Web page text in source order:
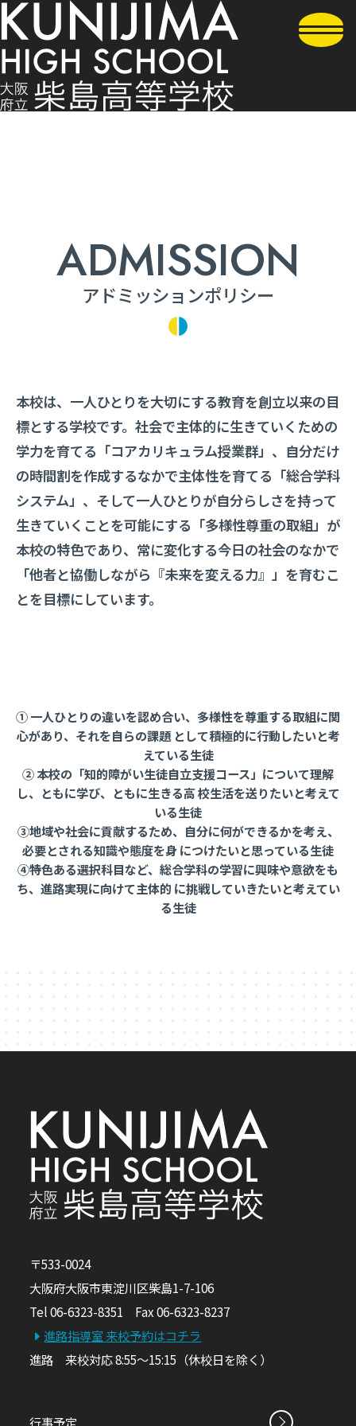
アドミッションポリシー
本校は、一人ひとりを大切にする教育を創立以来の目
標とする学校です。社会で主体的に生きていくための
学力を育てる「コアカリキュラム授業群」、自分だけ
の時間割を作成するなかで主体性を育てる「総合学科
システム」、そして一人ひとりが自分らしさを持って
生きていくことを可能にする「多様性尊重の取組」が
本校の特色であり、常に変化する今日の社会のなかで
「他者と協働しながら『未来を変える力』」を育むこ
とを目標にしています。
① 一人ひとりの違いを認め合い、多様性を尊重する取組に関
心があり、それを自らの課題 として積極的に行動したいと考
えている生徒
② 本校の「知的障がい生徒自立支援コース」について理解
し、ともに学び、ともに生きる高 校生活を送りたいと考えて
いる生徒
③地域や社会に貢献するため、自分に何ができるかを考え、
必要とされる知識や態度を身 につけたいと思っている生徒
④特色ある選択科目など、総合学科の学習に興味や意欲をも
ち、進路実現に向けて主体的 に挑戦していきたいと考えてい
る生徒
〒533-0024
大阪府大阪市東淀川区柴島1-7-106
Tel 06-6323-8351 Fax 06-6323-8237
進路指導室 来校予約はコチラ
進路 来校対応 8:55～15:15（休校日を除く）
行事予定